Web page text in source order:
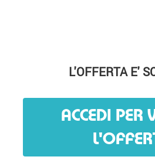
L'OFFERTA E'
ACCEDI PER